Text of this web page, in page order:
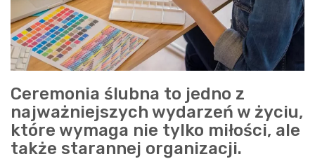
Ceremonia ślubna to jedno z
najważniejszych wydarzeń w życiu,
które wymaga nie tylko miłości, ale
także starannej organizacji.